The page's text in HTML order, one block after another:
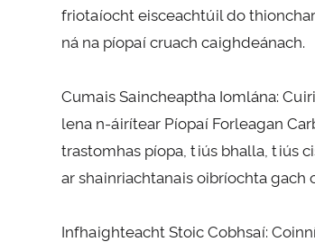
friotaíocht eisceachtúil do
ná na píopaí cruach caighdeánach.
Cumais Saincheaptha Iomlána:
lena n-áirítear Píopaí Forleagan
trastomhas píopa, tiús bhalla, tiús
ar shainriachtanais oibríochta gach
Infhaighteacht Stoic Cobhsaí: